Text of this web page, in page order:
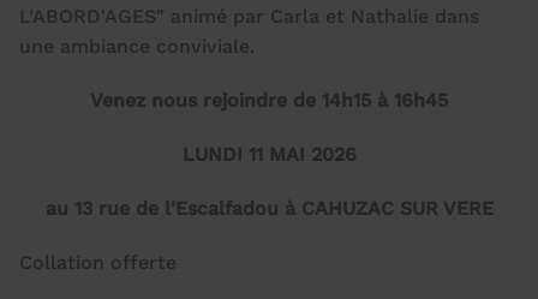
L'ABORD'AGES" animé par Carla et Nathalie dans
une ambiance conviviale.
Venez nous rejoindre de 14h15 à 16h45
LUNDI 11 MAI 2026
au 13 rue de l'Escalfadou à CAHUZAC SUR VERE
Collation offerte